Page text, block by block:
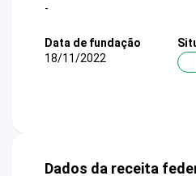
-
Data de fundação
18/11/2022
Dados da receita